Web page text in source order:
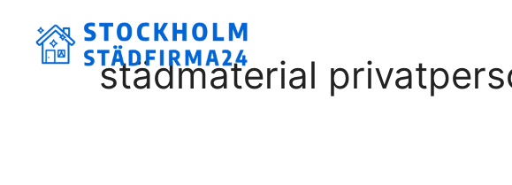
innehåll
städmaterial